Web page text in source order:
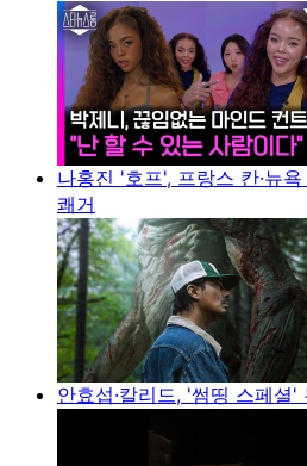
나홍진 '호프', 프랑스 칸·뉴
쾌거
안효섭·칼리드, '썸띵 스페셜